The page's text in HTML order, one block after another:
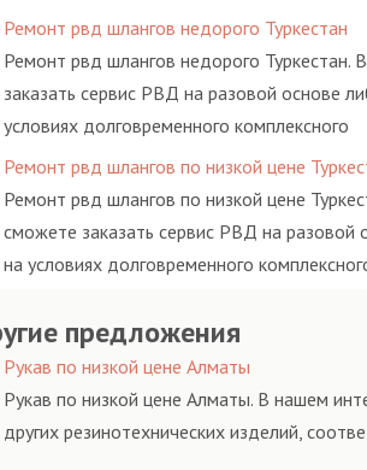
обслуживания гидросистем Вашего
Ремонт рвд шлангов недорого Туркестан
Ремонт рвд шлангов недорого Туркестан.
заказать сервис РВД на разовой основе
условиях долговременного комплексного
обслуживания гидросистем Вашего
Ремонт рвд шлангов по низкой цене
Ремонт рвд шлангов по низкой цене
сможете заказать сервис РВД на разовой
на условиях долговременного
предложения
Рукав по низкой цене Алматы
Рукав по низкой цене Алматы. В нашем
других резинотехнических изделий,